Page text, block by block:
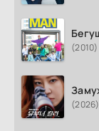
(2010)
(2026)